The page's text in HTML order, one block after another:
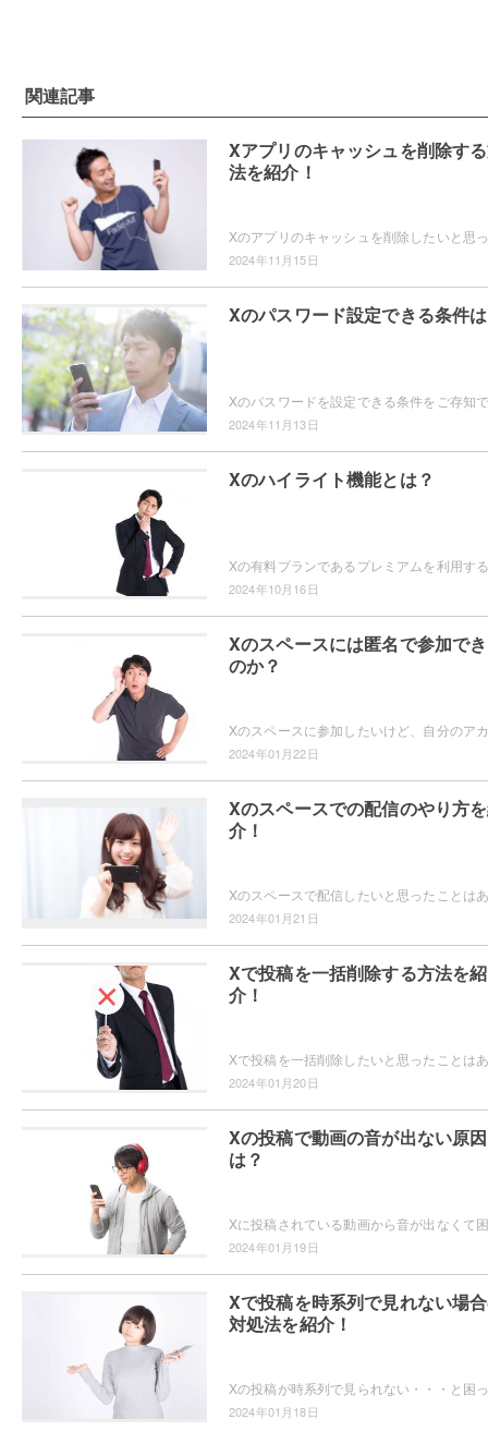
関連記事
Xアプリのキャッシュを削除す
法を紹介！
2024年11月15日
Xのパスワード設定できる条件
2024年11月13日
Xのハイライト機能とは？
2024年10月16日
Xのスペースには匿名で参加で
のか？
2024年01月22日
Xのスペースでの配信のやり方
介！
2024年01月21日
Xで投稿を一括削除する方法を紹
介！
2024年01月20日
Xの投稿で動画の音が出ない原因
は？
2024年01月19日
Xで投稿を時系列で見れない場
対処法を紹介！
2024年01月18日